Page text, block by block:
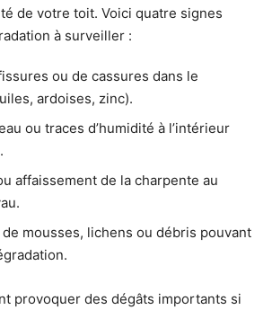
de votre toit. Voici quatre signes
à surveiller :
ou de cassures dans le
ardoises, zinc).
ou traces d’humidité à l’intérieur
affaissement de la charpente au
mousses, lichens ou débris pouvant
provoquer des dégâts importants si